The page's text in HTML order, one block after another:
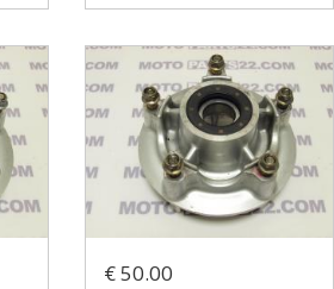
€ 50.00